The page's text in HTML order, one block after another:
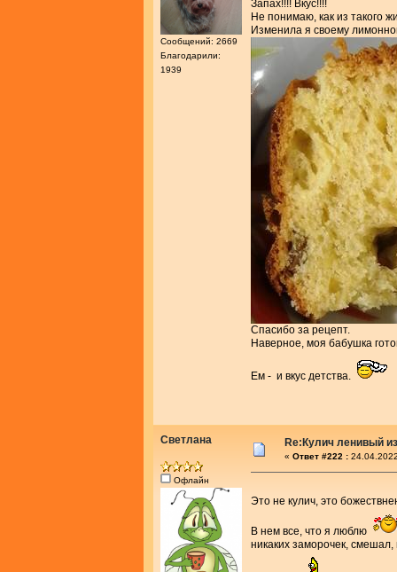
Сообщений: 2669
Благодарили:
1939
Запах!!!! Вкус!!!!
Не понимаю, как из такого
Изменила я своему
Спасибо за рецепт.
Наверное, моя бабушка
Ем - и вкус детства.
Светлана
Офлайн
Re:Кулич ленивый
« Ответ #222 :
Это не кулич, это
В нем все, что я люблю
никаких заморочек, смешал,